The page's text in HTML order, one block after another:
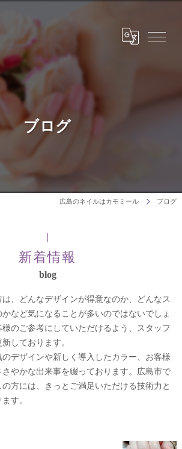
ブログ
広島のネイルはカモミール ブログ
新着情報
blog
、どんなデザインが得意なのか、どんなス
など気になることが多いのではないでしょ
のご参考にしていただけるよう、スタッフ
しております。
デザインや新しく導入したカラー、お客様
やかな出来事を綴っております。広島市で
方には、きっとご満足いただける技術力と
す。